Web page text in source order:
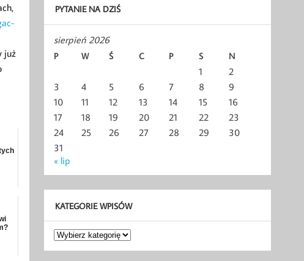
już
PYTANIE NA DZIŚ
sierpień 2026
P W Ś C P S N
1
2
3
4 5 6 7 8
9
10
11 12 13 14 15
16
17
18 19 20 21 22
23
24
25 26 27 28 29
30
31
« lip
KATEGORIE WPISÓW
Kategorie
wpisów